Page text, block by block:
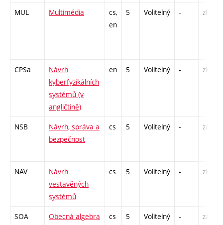
MUL Multimédia
cs,
en
5 Volitelný - zk
CPSa
Návrh
kyberfyzikálních
systémů (v
angličtině)
en 5 Volitelný - zk
NSB
Návrh, správa a
bezpečnost
cs 5 Volitelný - zá,zk
NAV
Návrh
vestavěných
systémů
cs 5 Volitelný - zk
SOA Obecná algebra cs 5 Volitelný - zá,zk